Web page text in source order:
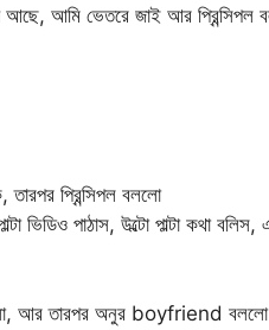
আছে, আমি ভেতরে জাই আর প্রিন্সিপল
প্রিন্সিপল বললো
ভিডিও পাঠাস, উল্টো পাল্টা কথা
আর তারপর অনুর boyfriend বললো